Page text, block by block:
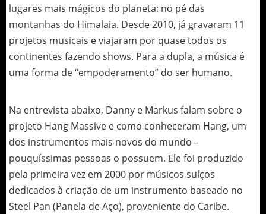
lugares mais mágicos do planeta: no pé das
montanhas do Himalaia. Desde 2010, já gravaram 11
projetos musicais e viajaram por quase todos os
continentes fazendo shows. Para a dupla, a música é
uma forma de “empoderamento” do ser humano.
Na entrevista abaixo, Danny e Markus falam sobre o
projeto Hang Massive e como conheceram Hang, um
dos instrumentos mais novos do mundo –
pouquíssimas pessoas o possuem. Ele foi produzido
pela primeira vez em 2000 por músicos suíços
dedicados à criação de um instrumento baseado no
Steel Pan (Panela de Aço), proveniente do Caribe.